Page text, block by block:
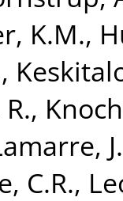
K.M.,
,
,
C.R.,